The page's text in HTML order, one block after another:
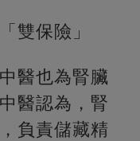
雙保險」
醫也為腎臟
醫認為，腎
負責儲藏精